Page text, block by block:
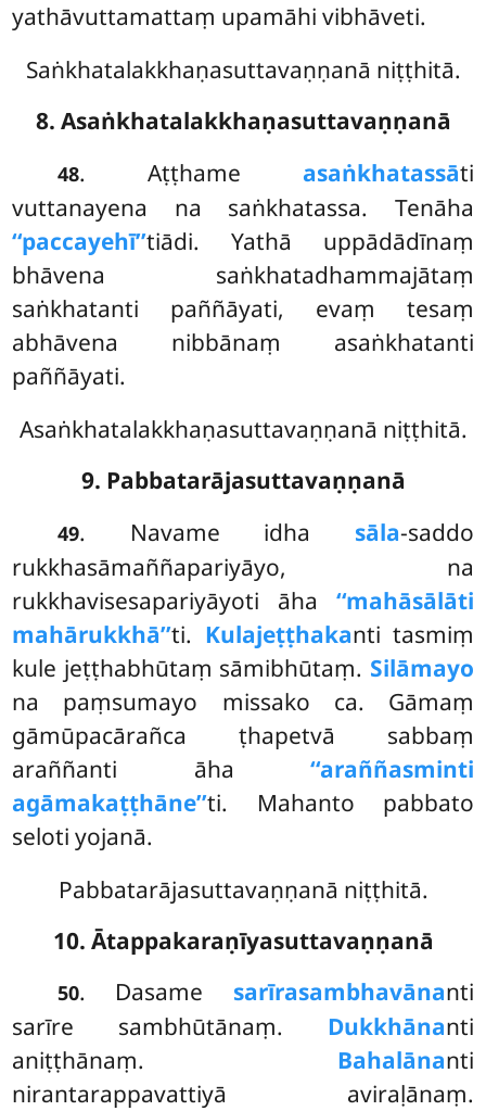
yathāvuttamattaṃ upamāhi vibhāveti.
Saṅkhatalakkhaṇasuttavaṇṇanā niṭṭhitā.
8. Asaṅkhatalakkhaṇasuttavaṇṇanā
48. Aṭṭhame asaṅkhatassāti
vuttanayena na saṅkhatassa. Tenāha
‘‘paccayehī’’tiādi. Yathā uppādādīnaṃ
bhāvena saṅkhatadhammajātaṃ
saṅkhatanti paññāyati, evaṃ tesaṃ
abhāvena nibbānaṃ asaṅkhatanti
paññāyati.
Asaṅkhatalakkhaṇasuttavaṇṇanā niṭṭhitā.
9. Pabbatarājasuttavaṇṇanā
49. Navame idha sāla-saddo
rukkhasāmaññapariyāyo, na
rukkhavisesapariyāyoti āha ‘‘mahāsālāti
mahārukkhā’’ti. Kulajeṭṭhakanti tasmiṃ
kule jeṭṭhabhūtaṃ sāmibhūtaṃ. Silāmayo
na paṃsumayo missako ca. Gāmaṃ
gāmūpacārañca ṭhapetvā sabbaṃ
araññanti āha ‘‘araññasminti
agāmakaṭṭhāne’’ti. Mahanto pabbato
seloti yojanā.
Pabbatarājasuttavaṇṇanā niṭṭhitā.
10. Ātappakaraṇīyasuttavaṇṇanā
50. Dasame sarīrasambhavānanti
sarīre sambhūtānaṃ. Dukkhānanti
aniṭṭhānaṃ. Bahalānanti
nirantarappavattiyā aviraḷānaṃ.